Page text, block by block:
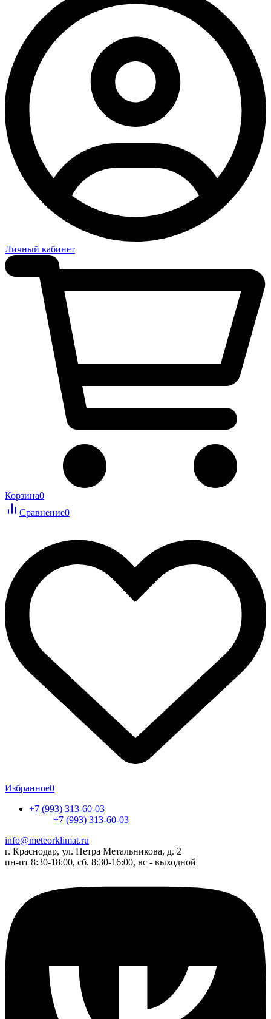
Личный кабинет
Корзина0
Сравнение0
Избранное0
+7 (993) 313-60-03
+7 (993) 313-60-03
info@meteorklimat.ru
г. Краснодар, ул. Петра Метальникова, д. 2
пн-пт 8:30-18:00, сб. 8:30-16:00, вс - выходной